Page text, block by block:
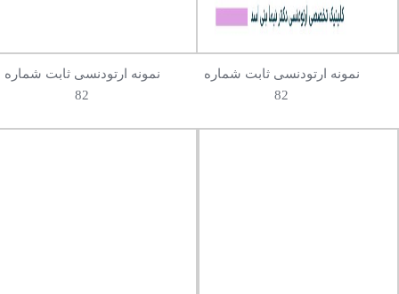
نمونه ارتودنسی ثابت شماره
82
نمونه ارتودنسی ثابت شماره
82